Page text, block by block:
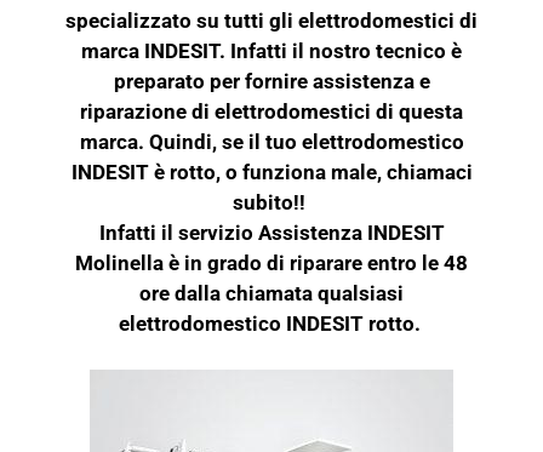
specializzato su tutti gli elettrodomestici di
marca INDESIT. Infatti il nostro tecnico è
preparato per fornire assistenza e
riparazione di elettrodomestici di questa
marca. Quindi, se il tuo elettrodomestico
INDESIT è rotto, o funziona male, chiamaci
subito!!
Infatti il servizio Assistenza INDESIT
Molinella è in grado di riparare entro le 48
ore dalla chiamata qualsiasi
elettrodomestico INDESIT rotto.